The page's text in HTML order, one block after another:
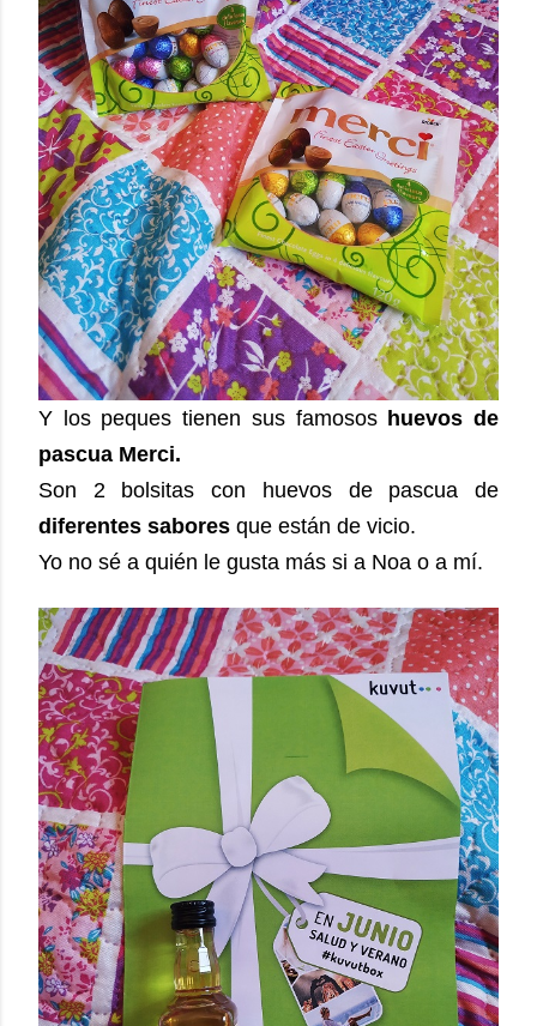
Y los peques tienen sus famosos huevos de
pascua Merci.
Son 2 bolsitas con huevos de pascua de
diferentes sabores que están de vicio.
Yo no sé a quién le gusta más si a Noa o a mí.